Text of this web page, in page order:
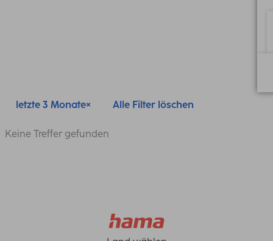
letzte 3 Monate Alle Filter löschen
Keine Treffer gefunden